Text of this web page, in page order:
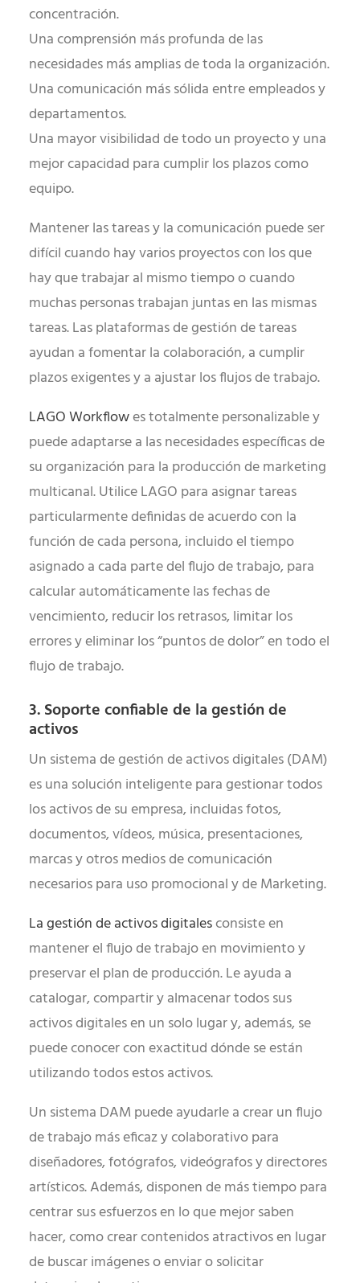
concentración.
Una comprensión más profunda de las
necesidades más amplias de toda la organización.
Una comunicación más sólida entre empleados y
departamentos.
Una mayor visibilidad de todo un proyecto y una
mejor capacidad para cumplir los plazos como
equipo.
Mantener las tareas y la comunicación puede ser
difícil cuando hay varios proyectos con los que
hay que trabajar al mismo tiempo o cuando
muchas personas trabajan juntas en las mismas
tareas. Las plataformas de gestión de tareas
ayudan a fomentar la colaboración, a cumplir
plazos exigentes y a ajustar los flujos de trabajo.
LAGO Workflowes totalmente personalizable y
puede adaptarse a las necesidades específicas de
su organización para la producción de marketing
multicanal. Utilice LAGO para asignar tareas
particularmente definidas de acuerdo con la
función de cada persona, incluido el tiempo
asignado a cada parte del flujo de trabajo, para
calcular automáticamente las fechas de
vencimiento, reducir los retrasos, limitar los
errores y eliminar los “puntos de dolor” en todo el
flujo de trabajo.
3. Soporte confiable de la gestión de
activos
Un sistema de gestión de activos digitales (DAM)
es una solución inteligente para gestionar todos
los activos de su empresa, incluidas fotos,
documentos, vídeos, música, presentaciones,
marcas y otros medios de comunicación
necesarios para uso promocional y de Marketing.
La gestión de activos digitalesconsiste en
mantener el flujo de trabajo en movimiento y
preservar el plan de producción. Le ayuda a
catalogar, compartir y almacenar todos sus
activos digitales en un solo lugar y, además, se
puede conocer con exactitud dónde se están
utilizando todos estos activos.
Un sistema DAM puede ayudarle a crear un flujo
de trabajo más eficaz y colaborativo para
diseñadores, fotógrafos, videógrafos y directores
artísticos. Además, disponen de más tiempo para
centrar sus esfuerzos en lo que mejor saben
hacer, como crear contenidos atractivos en lugar
de buscar imágenes o enviar o solicitar